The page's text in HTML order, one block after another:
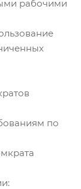
рабочими
по